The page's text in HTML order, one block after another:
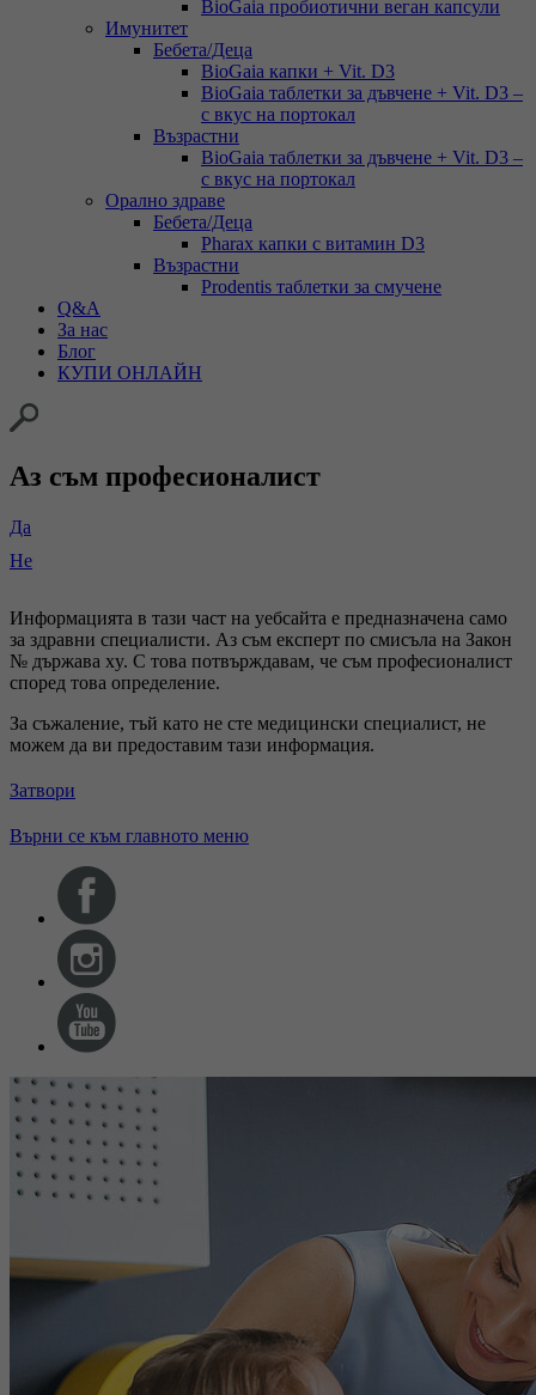
BioGaia пробиотични веган капсули
Имунитет
Бебета/Деца
BioGaia капки + Vit. D3
BioGaia таблетки за дъвчене + Vit. D3 –
с вкус на портокал
Възрастни
BioGaia таблетки за дъвчене + Vit. D3 –
с вкус на портокал
Орално здраве
Бебета/Деца
Pharax капки с витамин D3
Възрастни
Prodentis таблетки за смучене
Q&A
За нас
Блог
КУПИ ОНЛАЙН
Аз съм професионалист
Да
Не
Информацията в тази част на уебсайта е предназначена само
за здравни специалисти. Аз съм експерт по смисъла на Закон
№ държава xy. С това потвърждавам, че съм професионалист
според това определение.
За съжаление, тъй като не сте медицински специалист, не
можем да ви предоставим тази информация.
Затвори
Върни се към главното меню